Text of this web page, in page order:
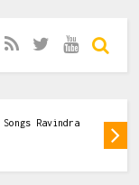
Ho Jaye Full